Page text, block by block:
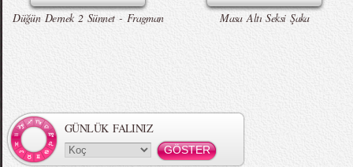
Düğün Dernek 2 Sünnet - Fragman Masa Altı Seksi Şaka
GÜNLÜK FALINIZ